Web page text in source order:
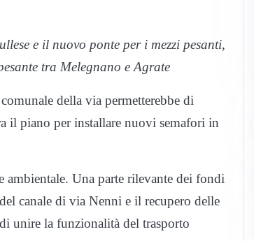
e il nuovo ponte per i mezzi pesanti,
tra Melegnano e Agrate
della via permetterebbe di
il piano per installare nuovi semafori in
ambientale. Una parte rilevante dei fondi
canale di via Nenni e il recupero delle
unire la funzionalità del trasporto